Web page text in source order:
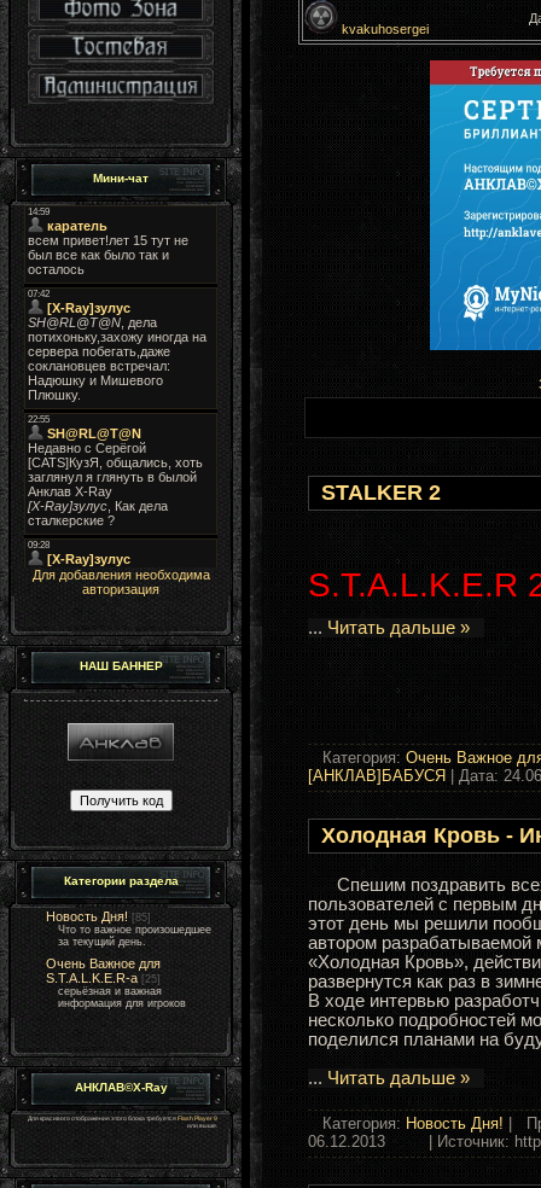
Мини-чат
Для добавления необходима
авторизация
НАШ БАННЕР
Категории раздела
Новость Дня! [85]
Что то важное произошедшее
за текущий день.
Очень Важное для
S.T.A.L.K.E.R-а [25]
серьёзная и важная
информация для игроков
АНКЛАВ©X-Ray
Для красивого отображения этого блока требуетсяFlash Player 9
или выше.
kvakuhosergei
STALKER 2
S.T.A.L.K.E.R
... Читать дальше »
Категория: Очень Важное
[АНКЛАВ]БАБУСЯ | Дата:
Холодная Кровь -
Спешим поздравить
пользователей с первым
этот день мы решили
автором разрабатываемой
«Холодная Кровь»,
развернутся как раз в
В ходе интервью
несколько подробностей
поделился планами на
... Читать дальше »
Категория: Новость Дня! |
06.12.2013| Источник: